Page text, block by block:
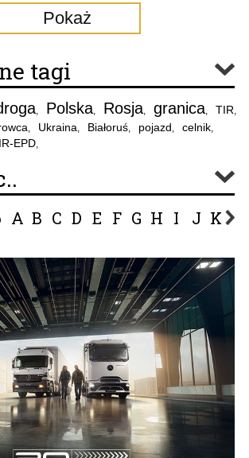
Pokaż
tagi
, Polska, Rosja, granica, TIR,
, Ukraina, Białoruś, pojazd, celnik,
EPD,
A B C D E F G H I J K L